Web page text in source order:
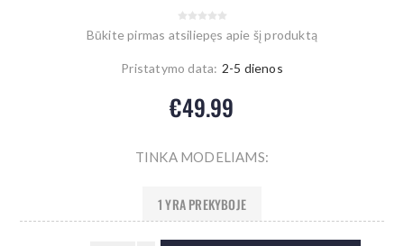
Būkite pirmas atsiliepęs apie šį produktą
Pristatymo data: 2-5 dienos
€49.99
TINKA MODELIAMS:
1 YRA PREKYBOJE